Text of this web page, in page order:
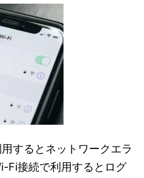
するとネットワークエラ
Fi接続で利用するとログ